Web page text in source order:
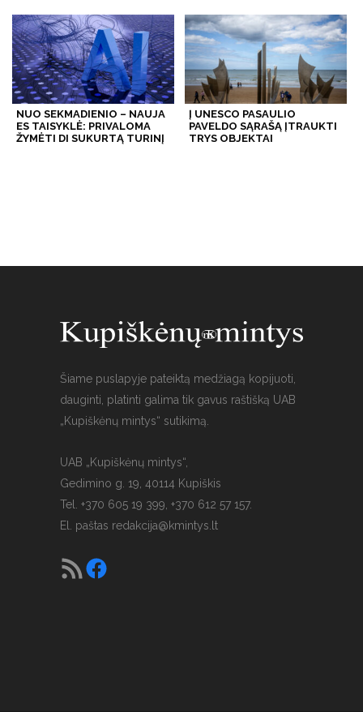
NUO SEKMADIENIO – NAUJA
ES TAISYKLĖ: PRIVALOMA
ŽYMĖTI DI SUKURTĄ TURINĮ
Į UNESCO PASAULIO
PAVELDO SĄRAŠĄ ĮTRAUKTI
TRYS OBJEKTAI
Šiame puslapyje pateiktą medžiagą kopijuoti,
dauginti, platinti galima tik gavus raštišką UAB
„Kupiškėnų mintys“ sutikimą.
UAB „Kupiškėnų mintys“,
Gedimino g. 19, 40114 Kupiškis
Tel. +370 605 19 399, +370 612 57 157.
El. paštas redakcija@kmintys.lt